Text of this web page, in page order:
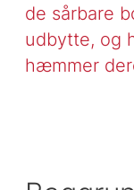
de sårbare
udbytte, og
hæmmer